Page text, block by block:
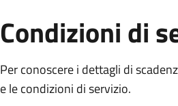
Condizioni di
Per conoscere i dettagli di
e le condizioni di servizio.